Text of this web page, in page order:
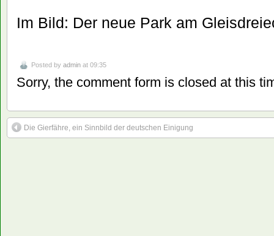
Im Bild: Der neue Park am
Posted by admin at 09:35
Sorry, the comment form is closed at this
Die Gierfähre, ein Sinnbild der deutschen Einigung